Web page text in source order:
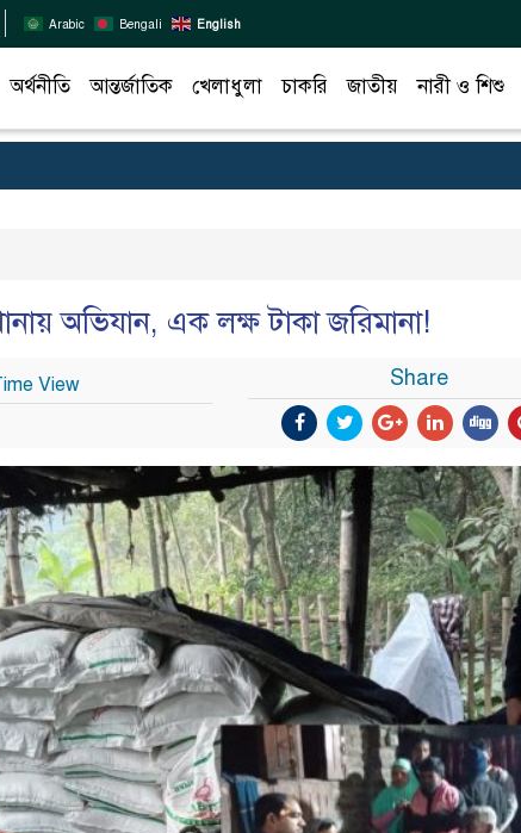
Arabic Bengali English
অর্থনীতি আন্তর্জাতিক খেলাধুলা চাকরি জাতীয় নারী ও শিশু
অভিযান, এক লক্ষ টাকা জরিমানা!
View Share